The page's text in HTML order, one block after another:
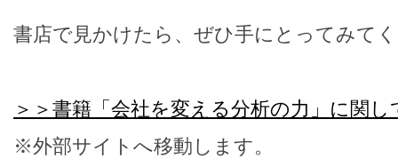
書店で見かけたら、ぜひ手にとってみて
＞＞書籍「会社を変える分析の力」に関
※外部サイトへ移動します。